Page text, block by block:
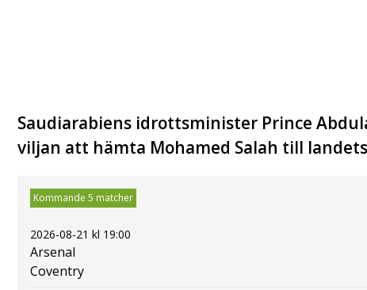
Saudiarabiens idrottsminister Prince
viljan att hämta Mohamed Salah till
Kommande 5 matcher
2026-08-21 kl 19:00
Arsenal
Coventry